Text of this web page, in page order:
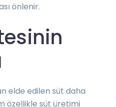
önlenir.
elde edilen süt daha
özellikle süt üretimi